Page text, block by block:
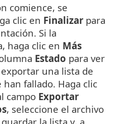
comience, se
clic en Finalizar para
Si la
haga clic en Más
Estado para ver
una lista de
fallado. Haga clic
campo Exportar
, seleccione el archivo